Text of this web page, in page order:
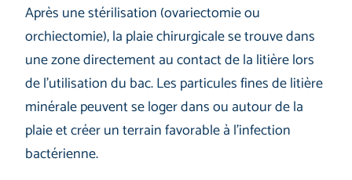
Après une stérilisation (ovariectomie ou
orchiectomie), la plaie chirurgicale se trouve dans
une zone directement au contact de la litière lors
de l’utilisation du bac. Les particules fines de litière
minérale peuvent se loger dans ou autour de la
plaie et créer un terrain favorable à l’infection
bactérienne.